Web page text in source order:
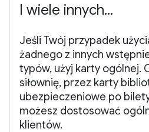
I wiele innych...
Jeśli Twój przypadek
żadnego z innych
typów, użyj karty ogólnej.
siłownię, przez karty
ubezpieczeniowe po
możesz dostosować
klientów.